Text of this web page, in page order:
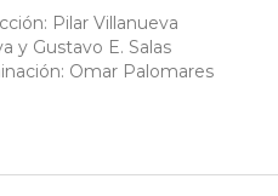
Pilar Villanueva
y Gustavo E. Salas
Omar Palomares